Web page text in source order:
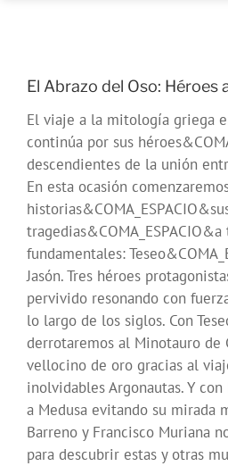
El Abrazo del Oso: Héroes
El viaje a la mitología griega
continúa por sus
descendientes de la unión
En esta ocasión
fundamentales:
Jasón. Tres héroes
pervivido resonando con
lo largo de los siglos. Con
derrotaremos al Minotauro de
vellocino de oro gracias al
inolvidables Argonautas. Y
a Medusa evitando su mirada
Barreno y Francisco Muriana
para descubrir estas y otras